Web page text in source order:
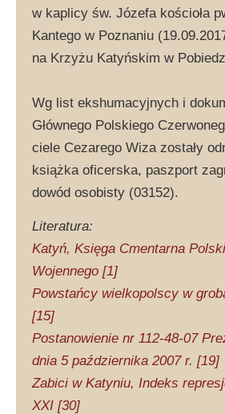
w kaplicy św. Józefa kościoła
Kantego w Poznaniu
na Krzyżu Katyńskim w
Wg list ekshumacyjnych i
Głównego Polskiego
ciele Cezarego Wiza zostały
książka oficerska, paszport
dowód osobisty (03152).
Literatura:
Katyń, Księga Cmentarna
Wojennego [1]
Powstańcy wielkopolscy w
[15]
Postanowienie nr 112-48-07
dnia 5 października 2007 r. [19]
Zabici w Katyniu, Indeks
XXI [30]